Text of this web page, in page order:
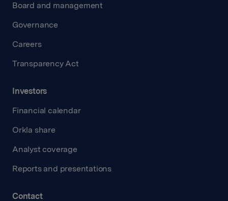
Board and management
Governance
Careers
Transparency Act
Investors
Financial calendar
Orkla share
Analyst coverage
Reports and presentations
Contact